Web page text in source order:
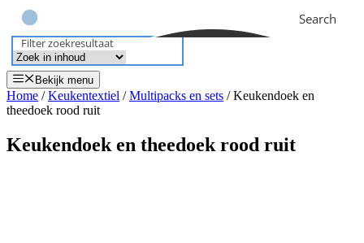
Search
Filter zoekresultaat
Bekijk menu
Home /Keukentextiel /Multipacks en sets / Keukendoek en
theedoek rood ruit
Keukendoek en theedoek rood ruit